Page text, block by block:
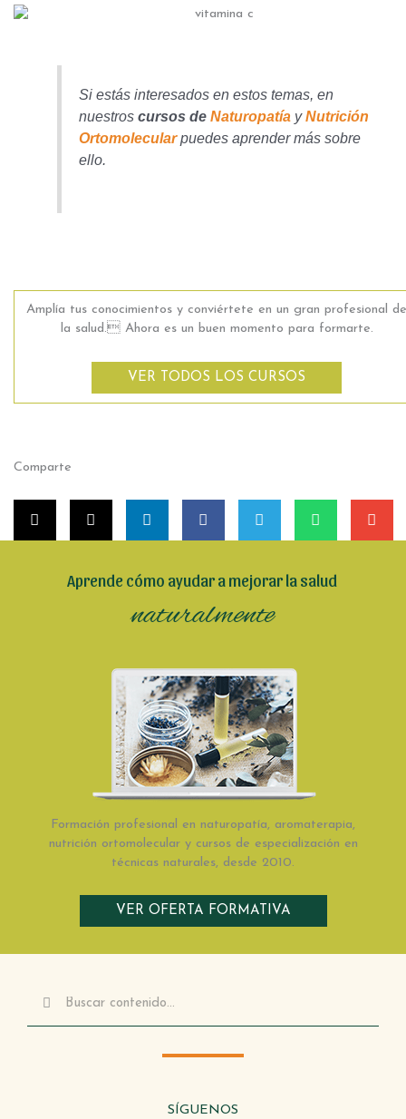
Si estás interesados en estos temas, en
nuestroscursos deNaturopatía yNutrición
Ortomolecularpuedes aprender más sobre
ello.
Amplía tus conocimientos y conviértete en un gran profesional de
la salud. Ahora es un buen momento para formarte.
VER TODOS LOS CURSOS
Comparte
Aprende cómo ayudar a mejorar la salud
naturalmente
Formación profesional en naturopatía, aromaterapia,
nutrición ortomolecular y cursos de especialización en
técnicas naturales, desde 2010.
VER OFERTA FORMATIVA
SÍGUENOS